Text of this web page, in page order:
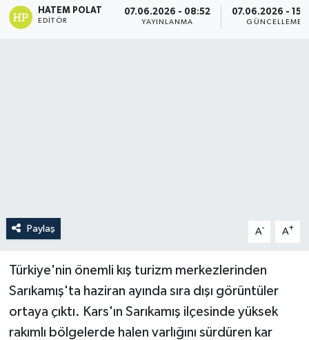
HATEM POLAT
EDITÖR
07.06.2026 - 08:52
YAYINLANMA
07.06.2026 -
GÜNCELLEME
Paylaş A- A+
Türkiye'nin önemli kış turizm merkezlerinden
Sarıkamış'ta haziran ayında sıra dışı görüntüler
ortaya çıktı. Kars'ın Sarıkamış ilçesinde yüksek
rakımlı bölgelerde halen varlığını sürdüren kar